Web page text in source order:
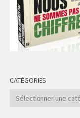
CATÉGORIES
Catégories